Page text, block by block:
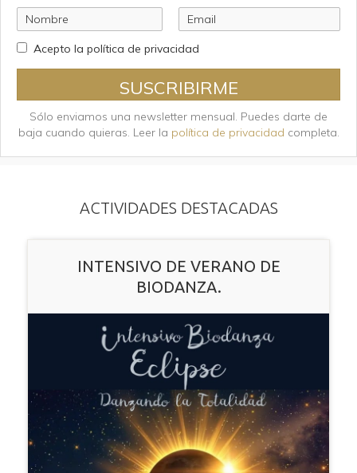
Acepto la política de privacidad
SUSCRIBIRME
Sólo enviamos una newsletter mensual. Puedes darte de
baja cuando quieras. Leer la política de privacidad completa.
ACTIVIDADES DESTACADAS
INTENSIVO DE VERANO DE
BIODANZA.